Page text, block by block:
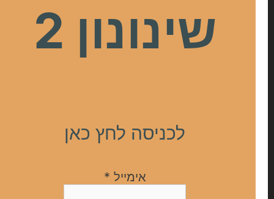
שינונון 2
לכניסה לחץ כאן
אימייל*